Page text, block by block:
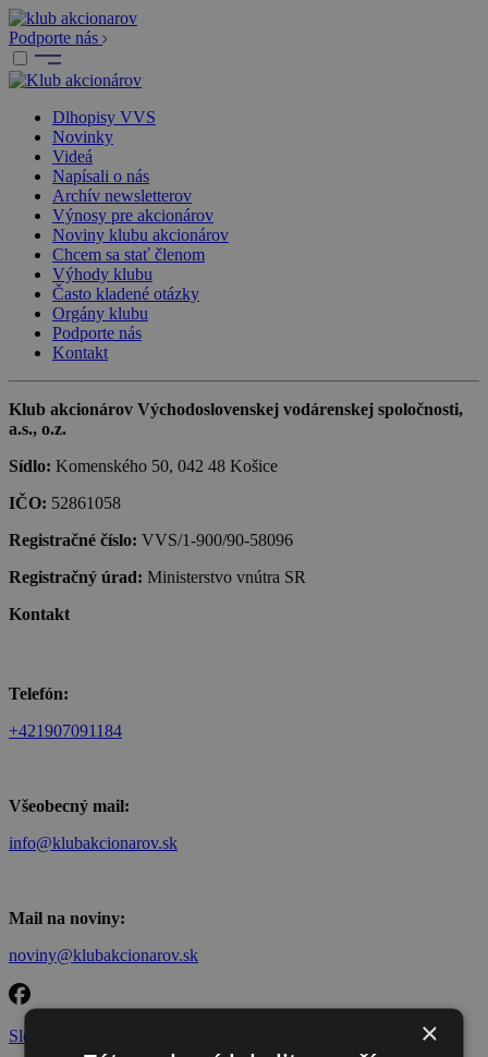
Podporte nás
Dlhopisy VVS
Novinky
Videá
Napísali o nás
Archív newsletterov
Výnosy pre akcionárov
Noviny klubu akcionárov
Chcem sa stať členom
Výhody klubu
Často kladené otázky
Orgány klubu
Podporte nás
Kontakt
Klub akcionárov Východoslovenskej vodárenskej spoločnosti,
a.s., o.z.
Sídlo: Komenského 50, 042 48 Košice
IČO: 52861058
Registračné číslo: VVS/1-900/90-58096
Registračný úrad: Ministerstvo vnútra SR
Kontakt
Telefón:
+421907091184
Všeobecný mail:
info@klubakcionarov.sk
Mail na noviny:
noviny@klubakcionarov.sk
Sledujte nás na facebooku ×